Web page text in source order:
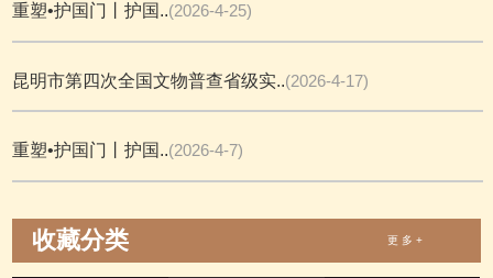
重塑•护国门丨护国..(2026-4-25)
昆明市第四次全国文物普查省级实..(2026-4-17)
重塑•护国门丨护国..(2026-4-7)
收藏分类 更 多 +